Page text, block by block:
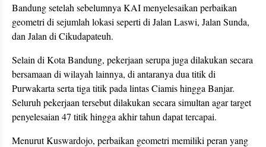
Bandung setelah sebelumnya KAI menyelesaikan perbaikan
geometri di sejumlah lokasi seperti di Jalan Laswi, Jalan Sunda,
dan Jalan di Cikudapateuh.
Selain di Kota Bandung, pekerjaan serupa juga dilakukan secara
bersamaan di wilayah lainnya, di antaranya dua titik di
Purwakarta serta tiga titik pada lintas Ciamis hingga Banjar.
Seluruh pekerjaan tersebut dilakukan secara simultan agar target
penyelesaian 47 titik hingga akhir tahun dapat tercapai.
Menurut Kuswardojo, perbaikan geometri memiliki peran yang